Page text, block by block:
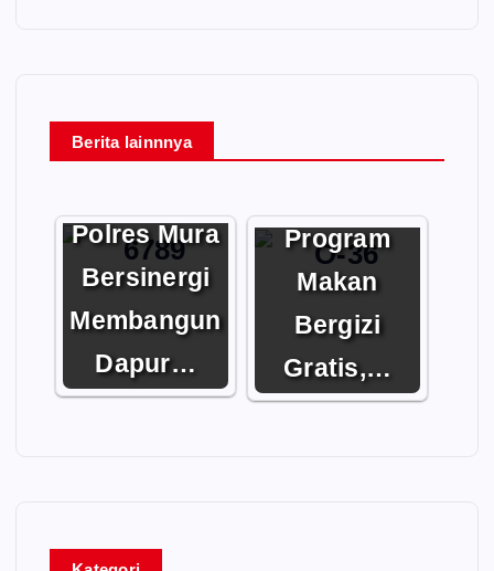
Berita lainnnya
Polres Mura
Bersinergi
Membangun
Dapur…
Memastikan
Program
Makan
Bergizi
Gratis,…